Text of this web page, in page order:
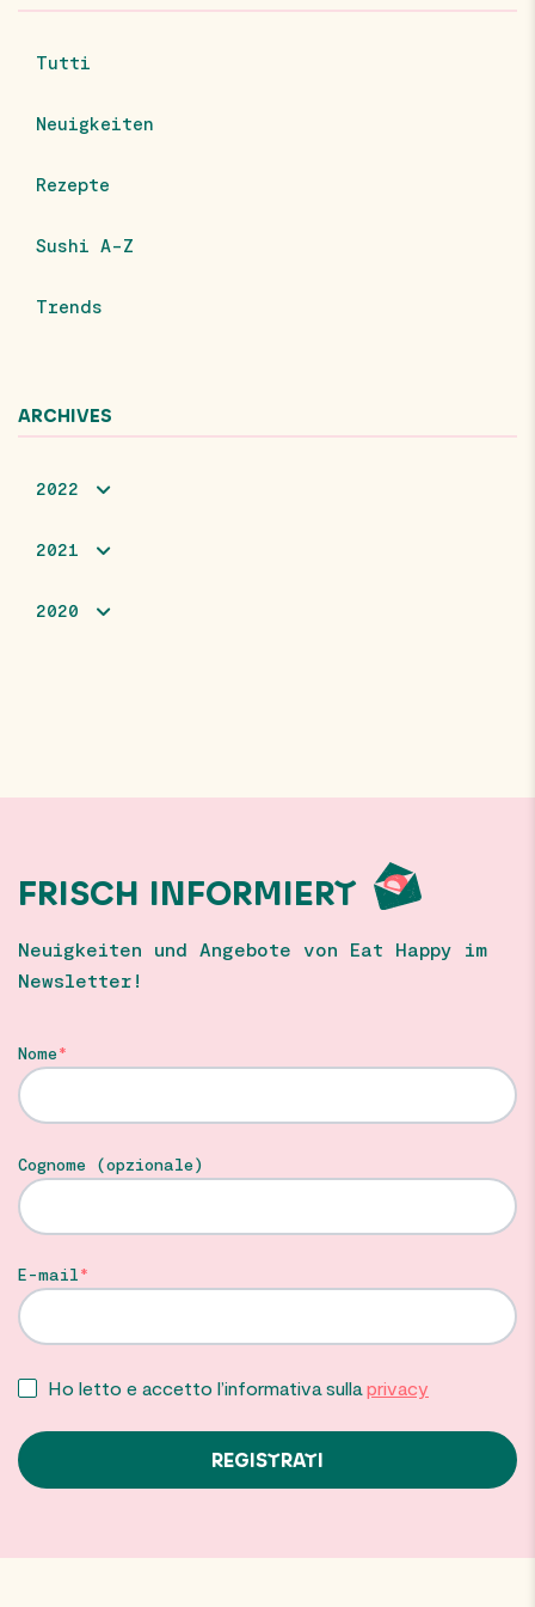
Tutti
Neuigkeiten
Rezepte
Sushi A-Z
Trends
ARCHIVES
2022
2021
2020
FRISCH INFORMIERT
Neuigkeiten und Angebote von Eat Happy im
Newsletter!
Nome
Cognome (opzionale)
E-mail
Ho letto e accetto l’informativa sulla privacy